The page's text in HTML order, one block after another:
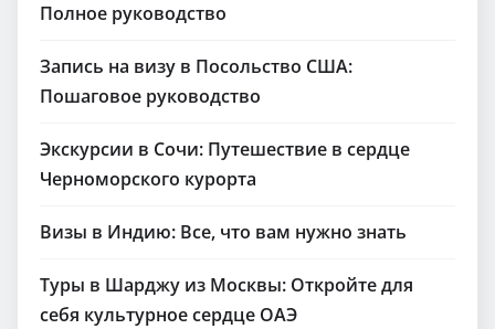
Полное руководство
Запись на визу в Посольство США:
Пошаговое руководство
Экскурсии в Сочи: Путешествие в сердце
Черноморского курорта
Визы в Индию: Все, что вам нужно знать
Туры в Шарджу из Москвы: Откройте для
себя культурное сердце ОАЭ